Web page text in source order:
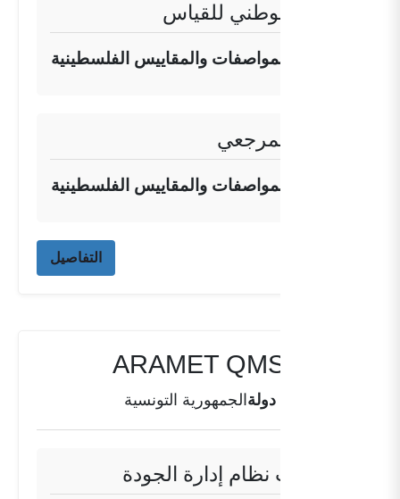
المعهد الوطني للقياس
مؤسسة المواصفات والمقاييس الفلسطينية
المعهد المرجعي
مؤسسة المواصفات والمقاييس الفلسطينية
التفاصيل
ARAMET QMS TN-01
دولة الجمهورية التونسية
معلومات نظام إدارة الجودة